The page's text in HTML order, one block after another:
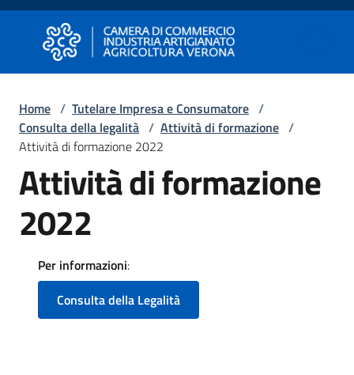
Vai al contenuto
Vai alla navigazione
Vai al footer
Camera di Commercio di Verona
Camera di Commercio di Verona
Avviare
Impresa
Gestire
Impresa
Promuovere
Impresa
Home / Tutelare Impresa e Consumatore /
Consulta della legalità / Attività di formazione /
Attività di formazione 2022
Attività di formazione
2022
Per informazioni:
Consulta della Legalità